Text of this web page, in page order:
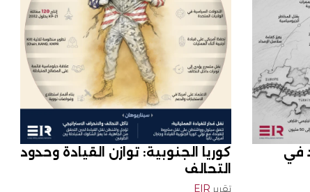
في
كوريا الجنوبية: توازن القيادة وحدود
التحالف
تقرير EIR